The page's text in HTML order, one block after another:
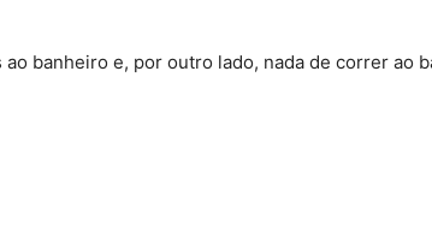
banheiro e, por outro lado, nada de correr ao